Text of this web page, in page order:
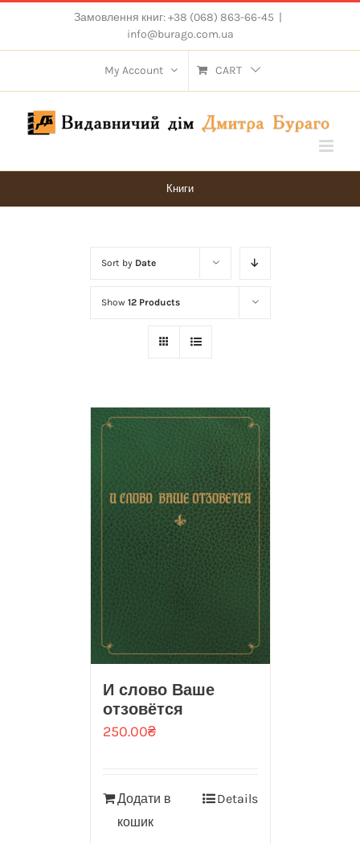
content
Замовлення книг: +38 (068) 863-66-45 |
info@burago.com.ua
My Account CART
Книги
Sort by Date
Show 12 Products
И слово Ваше
отзовётся
250.00₴
Додати в
кошик
Details